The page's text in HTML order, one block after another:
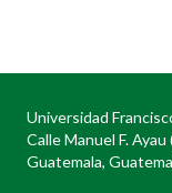
Universidad
Calle Manuel F.
Guatemala,